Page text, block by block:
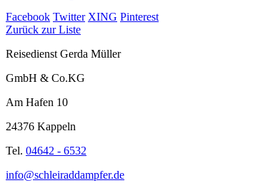
Facebook Twitter XING Pinterest
Zurück zur Liste
Reisedienst Gerda Müller
GmbH & Co.KG
Am Hafen 10
24376 Kappeln
Tel. 04642 - 6532
info@schleiraddampfer.de